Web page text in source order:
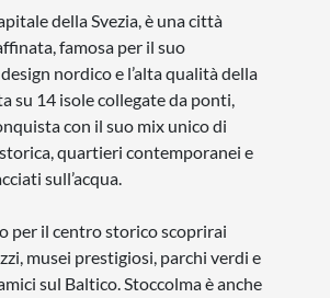
della Svezia, è una città
famosa per il suo
nordico e l’alta qualità della
su 14 isole collegate da ponti,
con il suo mix unico di
quartieri contemporanei e
sull’acqua.
per il centro storico scoprirai
musei prestigiosi, parchi verdi e
sul Baltico. Stoccolma è anche